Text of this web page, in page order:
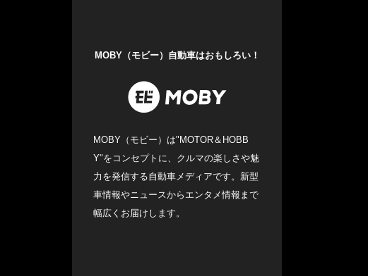
MOBY（モビー）自動車はおもしろい！
MOBY（モビー）は"MOTOR＆HOBB
Y"をコンセプトに、クルマの楽しさや魅
力を発信する自動車メディアです。新型
車情報やニュースからエンタメ情報まで
幅広くお届けします。